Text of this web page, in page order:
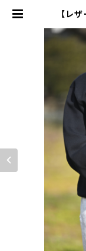
【レ